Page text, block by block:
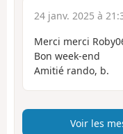
24 janv. 2025 à
Merci merci
Bon week-end
Amitié rando, b.
Voir les